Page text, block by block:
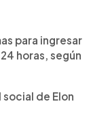
para ingresar
horas, según
de Elon